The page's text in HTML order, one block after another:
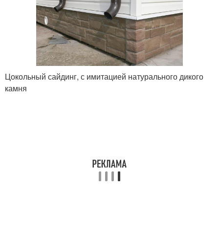
Цокольный сайдинг, с имитацией натурального дикого
камня